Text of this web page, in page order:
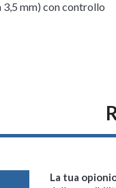
mm) con controllo
La tua